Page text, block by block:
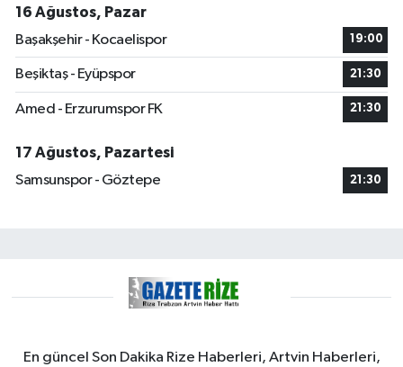
16 Ağustos, Pazar
Başakşehir - Kocaelispor
19:00
Beşiktaş - Eyüpspor 21:30
Amed - Erzurumspor FK 21:30
17 Ağustos, Pazartesi
Samsunspor - Göztepe
21:30
En güncel Son Dakika Rize Haberleri, Artvin Haberleri,